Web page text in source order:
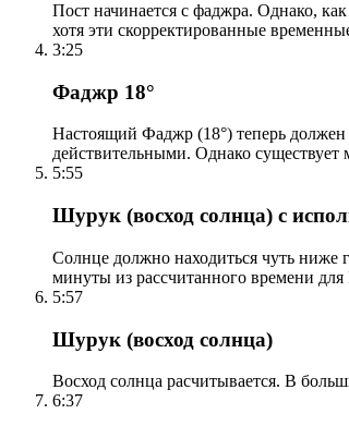
Пост начинается с фаджра. Однако,
хотя эти скорректированные
3:25
Фаджр 18°
Настоящий Фаджр (18°) теперь должен
действительными. Однако существует
5:55
Шурук (восход солнца) с
Солнце должно находиться чуть ниже
минуты из рассчитанного времени
5:57
Шурук (восход солнца)
Восход солнца расчитывается. В
6:37